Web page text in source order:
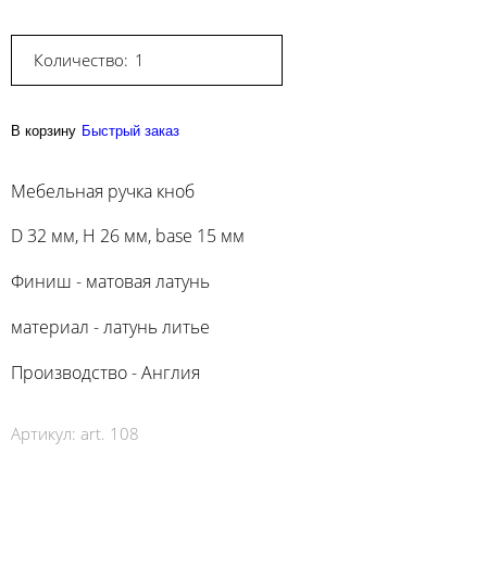
Количество:
В корзину Быстрый заказ
Мебельная ручка кноб
D 32 мм, H 26 мм, base 15 мм
Финиш - матовая латунь
материал - латунь литье
Производство - Англия
Артикул: art. 108